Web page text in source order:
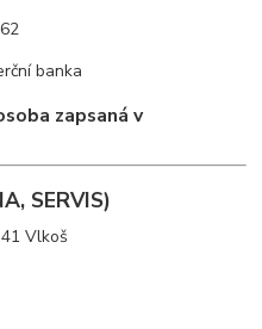
banka
zapsaná v
SERVIS)
Vlkoš